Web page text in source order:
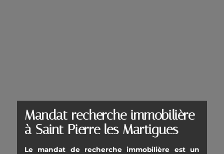
Mandat recherche immobilière
à Saint Pierre les Martigues
Le mandat de recherche immobilière est un